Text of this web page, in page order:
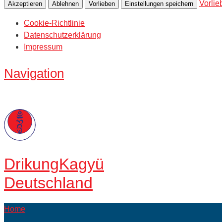
Akzeptieren Ablehnen Vorlieben Einstellungen speichern
Cookie-Richtlinie
Datenschutzerklärung
Impressum
Navigation
DrikungKagyü
Deutschland
Home